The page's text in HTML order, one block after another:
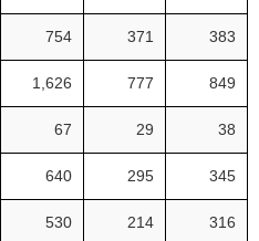
754 371 383
1,626 777 849
67 29 38
640 295 345
530 214 316